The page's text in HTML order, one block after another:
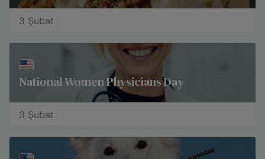
3 Şubat
National Women Physicians Day
3 Şubat